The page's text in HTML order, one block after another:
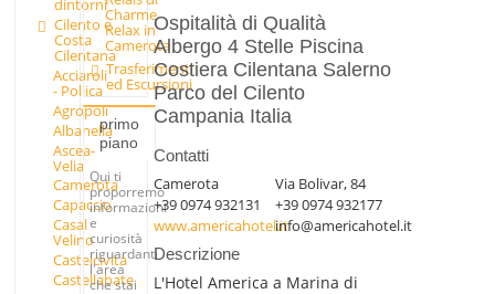
dintorni
Cilento e
Costa
Cilentana
Acciaroli
- Pollica
Agropoli
Albanella
Ascea-
Velia
Camerota
Capaccio
Casal
Velino
Castelcivita
Castellabate
Charme
Relax in
Camerota
Trasferimenti
ed Escursioni
primo
piano
Qui ti
proporremo
informazioni
e
curiosità
riguardanti
l'area
che stai
Ospitalità di Qualità
Albergo 4 Stelle Piscina
Costiera Cilentana Salerno
Parco del Cilento
Campania Italia
Contatti
Camerota
Via Bolivar, 84
+39 0974 932131
+39 0974 932177
www.americahotel.itinfo@americahotel.it
Descrizione
L'Hotel America a Marina di